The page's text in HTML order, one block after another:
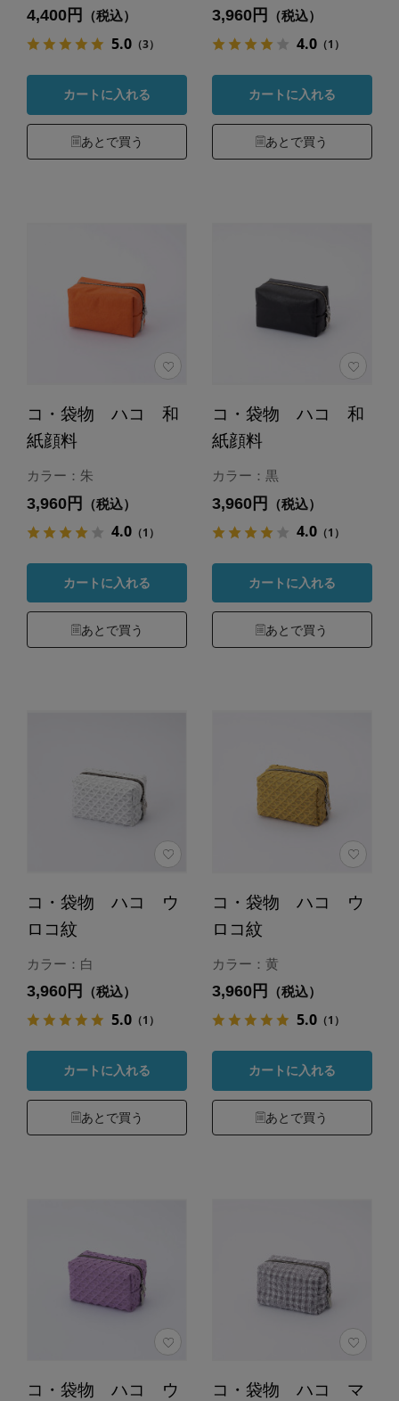
4,400円 （税込）
5.0（3）
カートに入れる
あとで買う
3,960円 （税込）
4.0（1）
カートに入れる
あとで買う
コ・袋物 ハコ 和
紙顔料
カラー：朱
3,960円 （税込）
4.0（1）
カートに入れる
あとで買う
コ・袋物 ハコ 和
紙顔料
カラー：黒
3,960円 （税込）
4.0（1）
カートに入れる
あとで買う
コ・袋物 ハコ ウ
ロコ紋
カラー：白
3,960円 （税込）
5.0（1）
カートに入れる
あとで買う
コ・袋物 ハコ ウ
ロコ紋
カラー：黄
3,960円 （税込）
5.0（1）
カートに入れる
あとで買う
コ・袋物 ハコ ウ
コ・袋物 ハコ マ